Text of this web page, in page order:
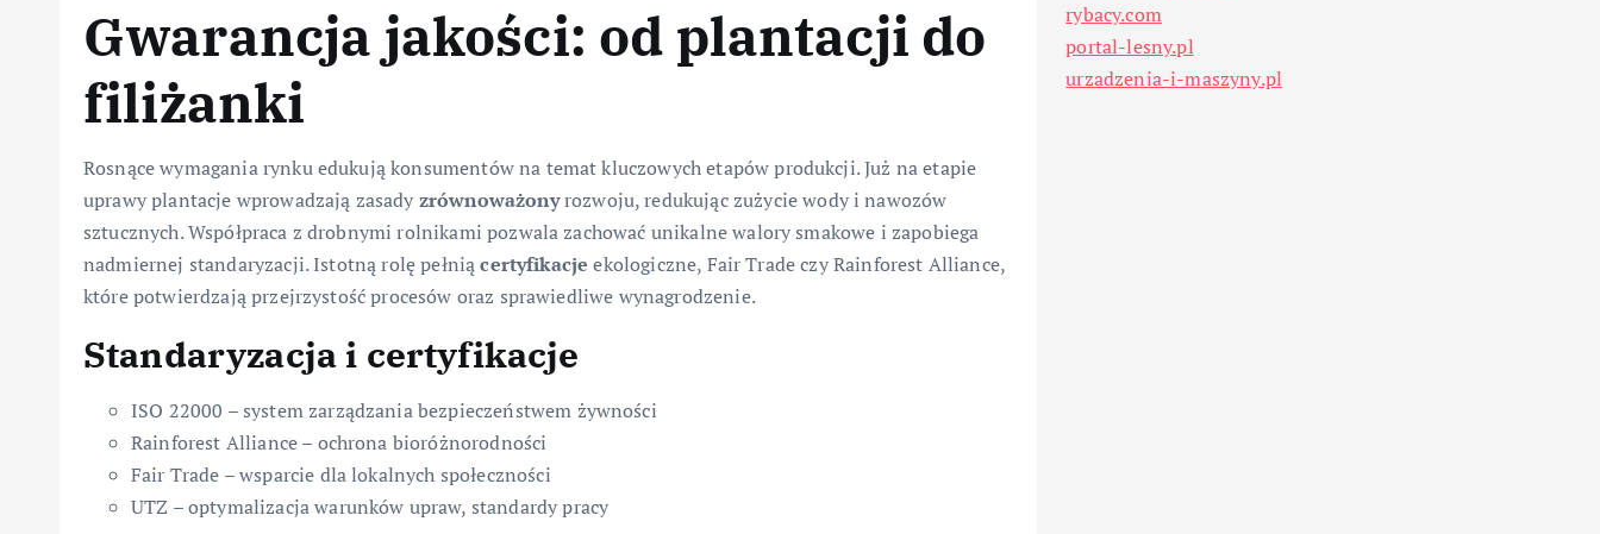
Gwarancja jakości: od plantacji do
filiżanki
Rosnące wymagania rynku edukują konsumentów na temat kluczowych etapów produkcji. Już na etapie
uprawy plantacje wprowadzają zasady zrównoważonyrozwoju, redukując zużycie wody i nawozów
sztucznych. Współpraca z drobnymi rolnikami pozwala zachować unikalne walory smakowe i zapobiega
nadmiernej standaryzacji. Istotną rolę pełniącertyfikacje ekologiczne, Fair Trade czy Rainforest Alliance,
które potwierdzają przejrzystość procesów oraz sprawiedliwe wynagrodzenie.
Standaryzacja i certyfikacje
ISO 22000 – system zarządzania bezpieczeństwem żywności
Rainforest Alliance – ochrona bioróżnorodności
Fair Trade – wsparcie dla lokalnych społeczności
UTZ – optymalizacja warunków upraw, standardy pracy
rybacy.com
portal-lesny.pl
urzadzenia-i-maszyny.pl